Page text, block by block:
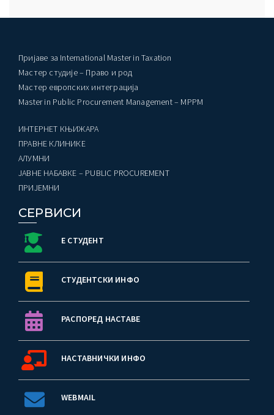
Пријаве за International Master in Taxation
Мастер студије – Право и род
Мастер европских интеграција
Master in Public Procurement Management – MPPM
ИНТЕРНЕТ КЊИЖАРА
ПРАВНЕ КЛИНИКЕ
AЛУМНИ
ЈАВНЕ НАБАВКЕ – PUBLIC PROCUREMENT
ПРИЈЕМНИ
СЕРВИСИ
Е СТУДЕНТ
СТУДЕНТСКИ ИНФО
РАСПОРЕД НАСТАВЕ
НАСТАВНИЧКИ ИНФО
WEBMAIL